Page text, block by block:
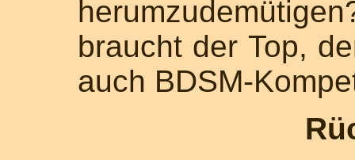
braucht der Top,
auch BDSM-